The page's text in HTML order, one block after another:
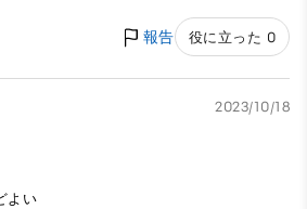
報告 役に立った 0
2023/10/18
よい